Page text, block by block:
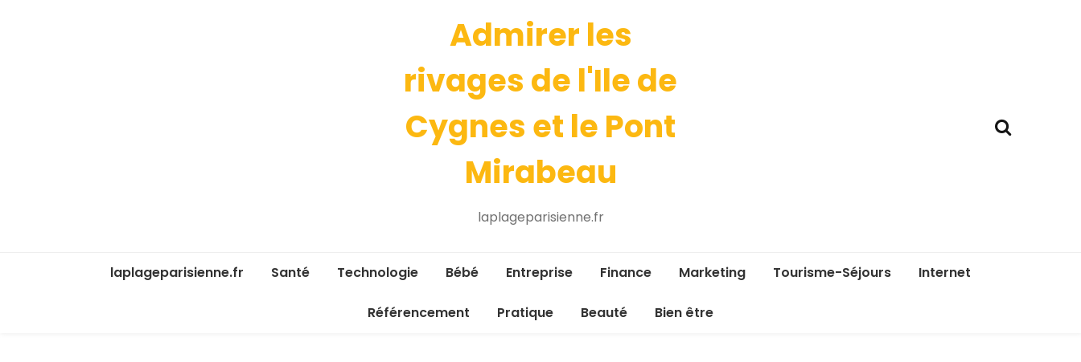
Admirer les
rivages de l'Ile de
Cygnes et le Pont
Mirabeau
laplageparisienne.fr
laplageparisienne.fr Santé Technologie Bébé Entreprise Finance Marketing Tourisme-Séjours Internet
Référencement Pratique Beauté Bien être